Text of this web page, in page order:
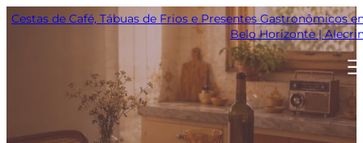
Pular
Cestas de Café, Tábuas de Frios e Presentes Gastronômicos
Belo Horizonte |